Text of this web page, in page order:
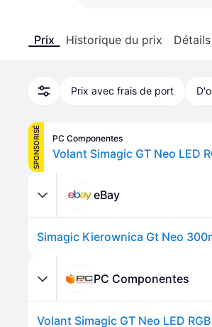
Prix Historique du prix
Prix avec frais de port
SPONSORISÉ PC Componentes
eBay
PC Componentes